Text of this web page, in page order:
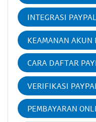
INTEGRASI
KEAMANAN AKUN
CARA DAFTAR
VERIFIKASI PAYPAL
PEMBAYARAN